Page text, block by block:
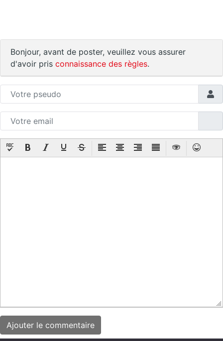
Bonjour, avant de poster, veuillez vous assurer
d'avoir pris connaissance des règles.